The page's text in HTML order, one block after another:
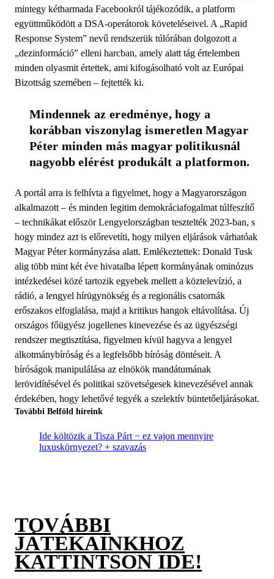
mintegy kétharmada Facebookról tájékozódik, a platform
együttműködött a DSA-operátorok követeléseivel. A „Rapid
Response System” nevű rendszerük túlórában dolgozott a
„dezinformáció” elleni harcban, amely alatt tág értelemben
minden olyasmit értettek, ami kifogásolható volt az Európai
Bizottság szemében – fejtették ki.
Mindennek az eredménye, hogy a
korábban viszonylag ismeretlen Magyar
Péter minden más magyar politikusnál
nagyobb elérést produkált a platformon.
A portál arra is felhívta a figyelmet, hogy a Magyarországon
alkalmazott – és minden legitim demokráciafogalmat túlfeszítő
– technikákat először Lengyelországban tesztelték 2023-ban, s
hogy mindez azt is előrevetíti, hogy milyen eljárások várhatóak
Magyar Péter kormányzása alatt. Emlékeztettek: Donald Tusk
alig több mint két éve hivatalba lépett kormányának ominózus
intézkedései közé tartozik egyebek mellett a köztelevízió, a
rádió, a lengyel hírügynökség és a regionális csatornák
erőszakos elfoglalása, majd a kritikus hangok eltávolítása. Új
országos főügyész jogellenes kinevezése és az ügyészségi
rendszer megtisztítása, figyelmen kívül hagyva a lengyel
alkotmánybíróság és a legfelsőbb bíróság döntéseit. A
bíróságok manipulálása az elnökök mandátumának
lerövidítésével és politikai szövetségesek kinevezésével annak
érdekében, hogy lehetővé tegyék a szelektív büntetőeljárásokat.
További Belföld híreink
Ide költözik a Tisza Párt − ez vajon mennyire
luxuskörnyezet? + szavazás
TOVÁBBI
JÁTÉKAINKHOZ
KATTINTSON IDE!